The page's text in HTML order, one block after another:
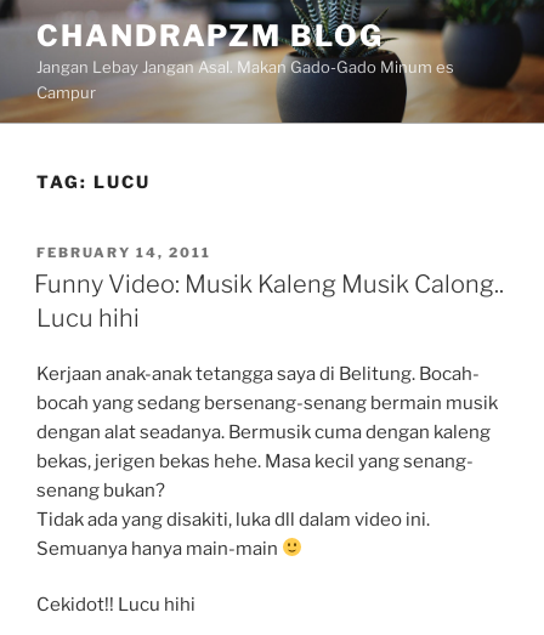
Skip
content
CHANDRAPZM BLOG
Jangan Lebay Jangan Asal. Makan Gado-Gado Minum es
Campur
TAG: LUCU
POSTED
ON
FEBRUARY 14, 2011
Funny Video: Musik Kaleng Musik Calong..
Lucu hihi
Kerjaan anak-anak tetangga saya di Belitung. Bocah-
bocah yang sedang bersenang-senang bermain musik
dengan alat seadanya. Bermusik cuma dengan kaleng
bekas, jerigen bekas hehe. Masa kecil yang senang-
senang bukan?
Tidak ada yang disakiti, luka dll dalam video ini.
Semuanya hanya main-main
Cekidot!! Lucu hihi